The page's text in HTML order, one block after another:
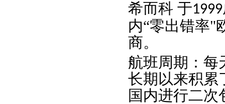
希而科 于1999
内“零出错率"
商。
航班周期：每
长期以来积累
国内进行二次